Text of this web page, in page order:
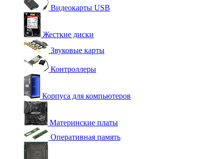
Видеокарты USB
Жесткие диски
Звуковые карты
Контроллеры
Корпуса для компьютеров
Материнские платы
Оперативная память